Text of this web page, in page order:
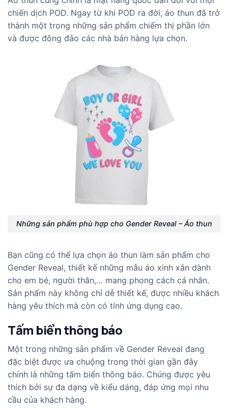
chiến dịch POD. Ngay từ khi POD ra đời, áo thun đã trở
thành một trong những sản phẩm chiếm thị phần lớn
và được đông đảo các nhà bán hàng lựa chọn.
Những sản phẩm phù hợp cho Gender Reveal – Áo thun
Bạn cũng có thể lựa chọn áo thun làm sản phẩm cho
Gender Reveal, thiết kế những mẫu áo xinh xắn dành
cho em bé, người thân,… mang phong cách cá nhân.
Sản phẩm này không chỉ dễ thiết kế, được nhiều khách
hàng yêu thích mà còn có tính ứng dụng cao.
Tấm biển thông báo
Một trong những sản phẩm về Gender Reveal đang
đặc biệt được ưa chuộng trong thời gian gần đây
chính là những tấm biển thông báo. Chúng được yêu
thích bởi sự đa dạng về kiểu dáng, đáp ứng mọi nhu
cầu của khách hàng.